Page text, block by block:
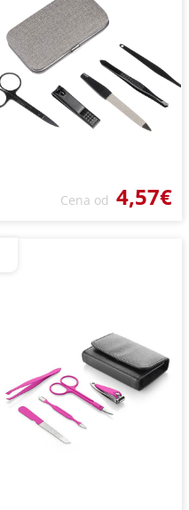
Cena od 4,57€